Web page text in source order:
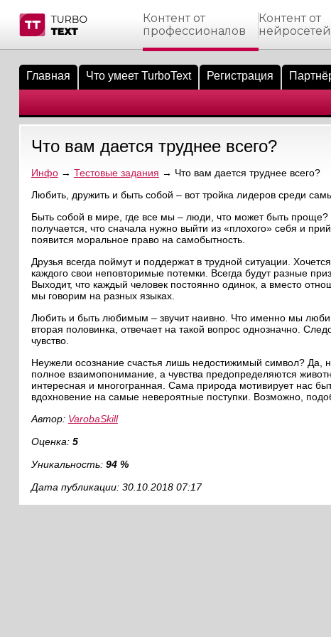
материалы
биржи
пользователи
на сайте
пользователей
сообщения
по форуму
Контент от
профессионалов
Контент от
нейросетей
Главная Что умеет TurboText Регистрация
Что вам дается труднее всего?
Инфо→ Тестовые задания → Что вам дается труднее всего?
Любить, дружить и быть собой – вот тройка лидеров среди
Быть собой в мире, где все мы – люди, что может быть проще?
получается, что сначала нужно выйти из «плохого» себя и
появится моральное право на самобытность.
Друзья всегда поймут и поддержат в трудной ситуации.
каждого свои неповторимые потемки. Всегда будут разные
Выходит, что каждый человек постоянно одинок, а вместо
мы говорим на разных языках.
Любить и быть любимым – звучит наивно. Что именно мы
вторая половинка, отвечает на такой вопрос однозначно.
чувство.
Неужели осознание счастья лишь недостижимый символ? Да,
полное взаимопонимание, а чувства предопределяются
интересная и многогранная. Сама природа мотивирует нас
вдохновение на самые невероятные поступки. Возможно,
Автор: VarobaSkill
Оценка: 5
Уникальность: 94 %
Дата публикации: 30.10.2018 07:17